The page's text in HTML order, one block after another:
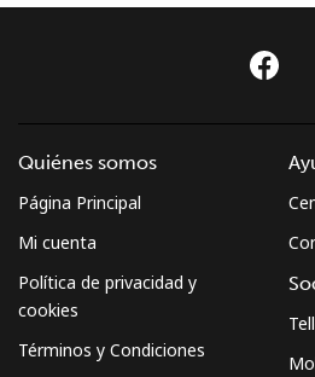
Quiénes somos
Página Principal
Mi cuenta
Política de privacidad y
cookies
Términos y Condiciones